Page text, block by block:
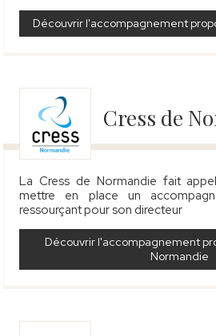
Découvrir l'accompagnement
Cress de
La Cress de Normandie fait
mettre en place un
ressourçant pour son directeur
Découvrir l'accompagnement
Normandie